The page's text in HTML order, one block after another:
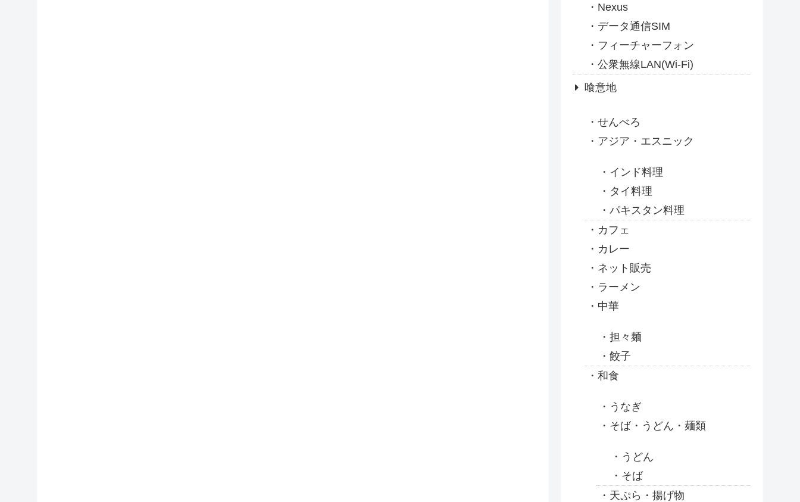
Nexus
データ通信SIM
フィーチャーフォン
公衆無線LAN(Wi-Fi)
喰意地
せんべろ
アジア・エスニック
インド料理
タイ料理
パキスタン料理
カフェ
カレー
ネット販売
ラーメン
中華
担々麺
餃子
和食
うなぎ
そば・うどん・麺類
うどん
そば
天ぷら・揚げ物